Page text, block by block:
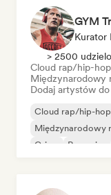
GYM
Kurator
> 2500
Cloud rap/hip-hop
Międzynarodowy
Dodaj artystów
Cloud rap/hip-hop
Międzynarodowy
Grime
Rap w